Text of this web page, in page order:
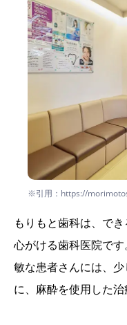
※引用：https://
もりもと歯科は、で
心がける歯科医院で
敏な患者さんには、
に、麻酔を使用した治